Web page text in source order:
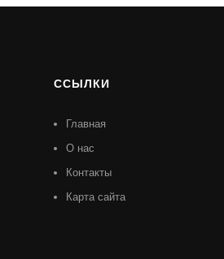
ССЫЛКИ
Главная
О нас
Контакты
Карта сайта